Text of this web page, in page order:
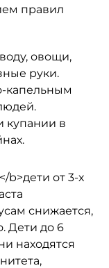
правил
овощи,
руки.
капельным
купании в
b>дети от 3-х
снижается,
Дети до 6
находятся